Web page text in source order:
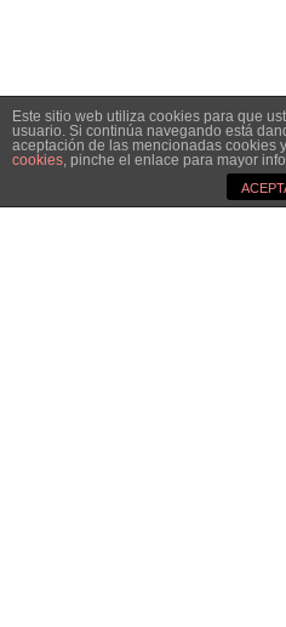
Este sitio web utiliza cookies para que
usuario. Si continúa navegando está
aceptación de las mencionadas cookies
cookies, pinche el enlace para mayor